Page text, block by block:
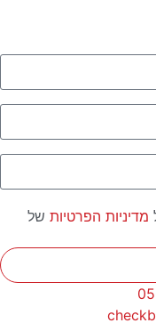
מדיניות הפרטיות של